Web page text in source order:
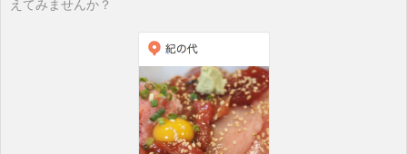
えてみませんか？